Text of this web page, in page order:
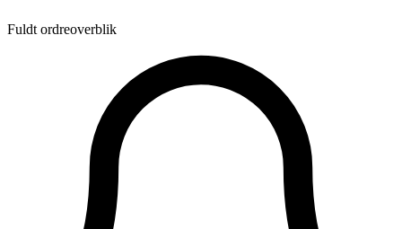
Fuldt ordreoverblik